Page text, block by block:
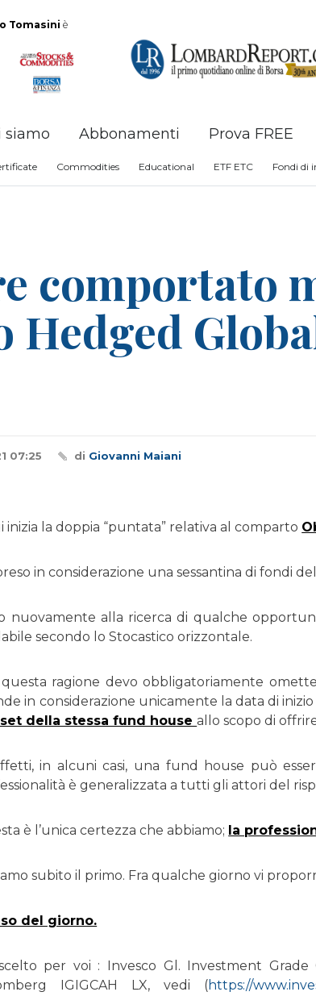
Tomasini è
siamo Abbonamenti Prova FREE
Commodities Educational ETF ETC Fondi di
comportato
Hedged
07:25 di Giovanni Maiani
inizia la doppia “puntata” relativa al comparto
in considerazione una sessantina di fondi
nuovamente alla ricerca di qualche
secondo lo Stocastico orizzontale.
ragione devo obbligatoriamente
in considerazione unicamente la data di
della stessa fund houseallo scopo di
in alcuni casi, una fund house può
è generalizzata a tutti gli attori del
è l’unica certezza che abbiamo; la
subito il primo. Fra qualche giorno vi
del giorno.
per voi : Invesco Gl. Investment
IGIGCAH LX, vedi (https://